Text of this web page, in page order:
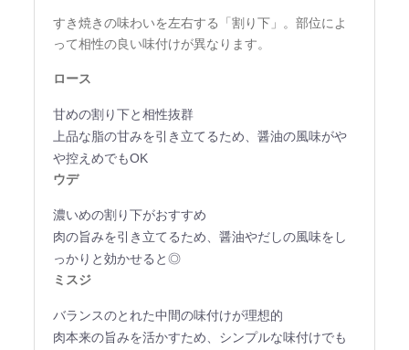
すき焼きの味わいを左右する「割り下」。部位によ
って相性の良い味付けが異なります。
ロース
甘めの割り下と相性抜群
上品な脂の甘みを引き立てるため、醤油の風味がや
や控えめでもOK
ウデ
濃いめの割り下がおすすめ
肉の旨みを引き立てるため、醤油やだしの風味をし
っかりと効かせると◎
ミスジ
バランスのとれた中間の味付けが理想的
肉本来の旨みを活かすため、シンプルな味付けでも